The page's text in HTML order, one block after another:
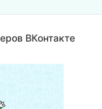
ВКонтакте